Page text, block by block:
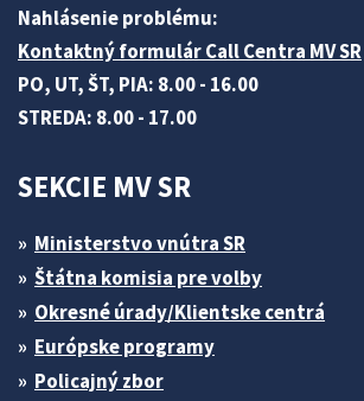
Nahlásenie problému:
Kontaktný formulár Call Centra MV SR
PO, UT, ŠT, PIA: 8.00 - 16.00
STREDA: 8.00 - 17.00
SEKCIE MV SR
Ministerstvo vnútra SR
Štátna komisia pre volby
Okresné úrady/Klientske centrá
Európske programy
Policajný zbor